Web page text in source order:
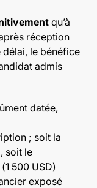
qu’à
réception
le bénéfice
admis
datée,
; soit la
soit le
500 USD)
exposé